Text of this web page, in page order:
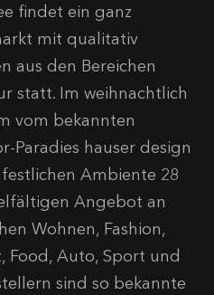
findet ein ganz
mit qualitativ
aus den Bereichen
statt. Im weihnachtlich
vom bekannten
Paradies hauser design
Ambiente 28
Angebot an
Wohnen, Fashion,
Food, Auto, Sport und
sind so bekannte